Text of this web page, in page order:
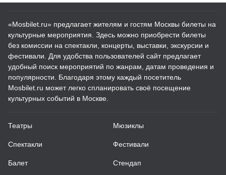
«Mosbilet.ru» предлагает жителям и гостям Москвы билеты на
культурные мероприятия. Здесь можно приобрести билеты
без комиссии на спектакли, концерты, выставки, экскурсии и
фестивали. Для удобства пользователей сайт предлагает
удобный поиск мероприятий по жанрам, датам проведения и
популярности. Благодаря этому каждый посетитель
Mosbilet.ru может легко спланировать своё посещение
культурных событий в Москве.
Театры
Спектакли
Балет
Мюзиклы
Фестивали
Стендап